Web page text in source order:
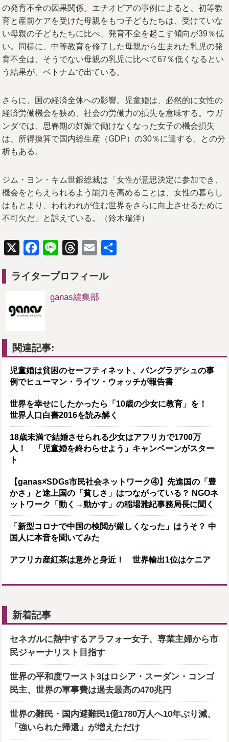
の発育不全の因果関係。エチオピアの事例によると、初等教
育と産前ケアを受けた母親をもつ子どもたちは、受けていな
い母親の子どもたちに比べ、発育不全を起こす傾向が39％低
い。同様に、中等教育を修了した母親から生まれた乳児の発
育不全は、そうでない母親の乳児に比べて67％低くなるとい
う結果が、ベトナムで出ている。
さらに、国の経済全体への影響。児童婚は、必然的に女性の
経済労働機会を狭め、社会の労働力の損失を意味する。ウガ
ンダでは、思春期の妊娠で働けなくなった女子の機会損失
は、所得換算で国内総生産（GDP）の30％に達する、との分
析もある。
ジム・ヨン・キム世銀総裁は「女性が意思決定に参加でき、
機会をとらえられるよう能力を高めることは、女性の暮らし
はもとより、われわれが住む世界をさらに向上させるために
不可欠だ」と訴えている。（鈴木瑞洋）
X Facebook
Line ThreadsEmail
ライタープロフィール
ganas編集部
関連記事:
児童婚は貧困のセーフティネット、バングラデシュの事
例でヒューマン・ライツ・ウォッチが報告書
世界を幸せにしたかったら「10歳の少女に教育」を！
世界人口白書2016を読み解く
18歳未満で結婚させられる少女はアフリカで1700万
人！ 「児童婚を終わらせよう」キャンペーンがスター
ト
【ganas×SDGs市民社会ネットワーク④】先進国の「豊
かさ」と途上国の「貧しさ」はつながっている？ NGOネ
ットワーク「動く→動かす」の稲場雅紀事務局長に聞く
「新型コロナで中国の検閲が厳しくなった」はうそ？ 中
国人に本音を聞いてみた
アフリカ産紅茶は意外と身近！ 世界輸出1位はケニア
新着記事
セネガルに熱中するアラフォー女子、専業主婦から市
民ジャーナリスト目指す
世界の平和度ワースト3はロシア・スーダン・コンゴ
民主、世界の軍事費は過去最高の470兆円
世界の難民・国内避難民1億1780万人へ10年ぶり減、
「強いられた帰還」が増えただけ